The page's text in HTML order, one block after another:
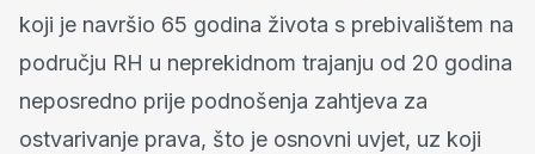
koji je navršio 65 godina života s prebivalištem na
području RH u neprekidnom trajanju od 20 godina
neposredno prije podnošenja zahtjeva za
ostvarivanje prava, što je osnovni uvjet, uz koji